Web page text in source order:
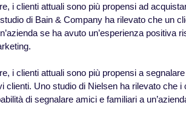
i clienti attuali sono più propensi ad
di Bain & Company ha rilevato che un
se ha avuto un’esperienza positiva
i clienti attuali sono più propensi a
clienti. Uno studio di Nielsen ha rilevato che
di segnalare amici e familiari a